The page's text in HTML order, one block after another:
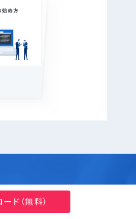
に関して、
ド（無料）